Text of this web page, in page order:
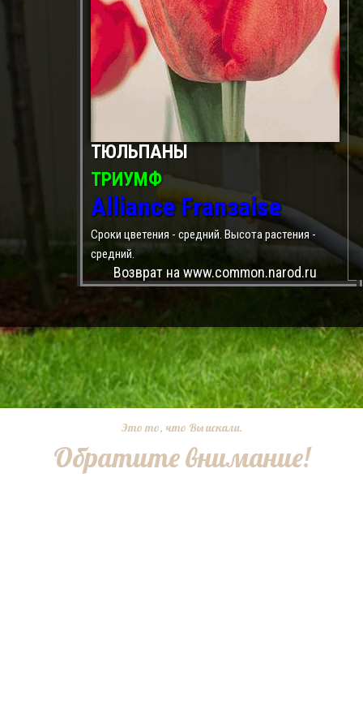
ТЮЛЬПАНЫ
ТРИУМФ
Alliance Franзaise
Сроки цветения - средний. Высота растения -
средний.
Возврат на www.common.narod.ru
Это то, что Вы искали.
Обратите внимание!